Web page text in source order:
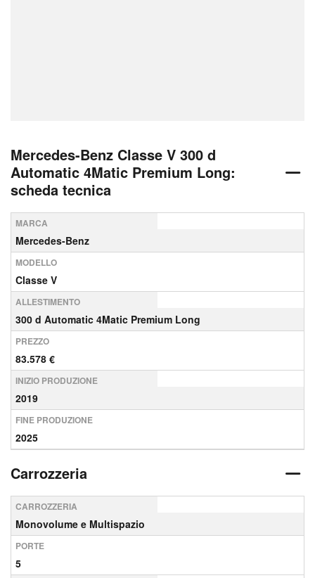
Mercedes-Benz Classe V 300 d
Automatic 4Matic Premium Long:
scheda tecnica
MARCA
Mercedes-Benz
MODELLO
Classe V
ALLESTIMENTO
300 d Automatic 4Matic Premium Long
PREZZO
83.578 €
INIZIO PRODUZIONE
2019
FINE PRODUZIONE
2025
Carrozzeria
CARROZZERIA
Monovolume e Multispazio
PORTE
5